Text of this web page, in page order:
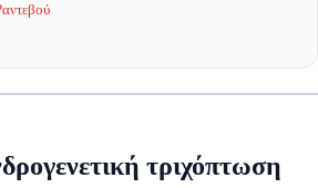
τριχόπτωση